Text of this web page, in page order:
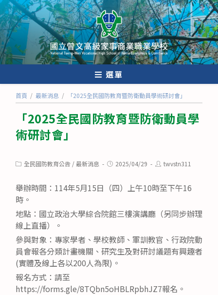
跳
轉
至
主
要
內
選單
首頁 / 最新消息 / 「2025全民國防教育暨防衛動員學術研討會」
「2025全民國防教育暨防衛動員學
術研討會」
Post全民國防教育公告 /最新消息
Post2025/04/29
Posttwvstn311
舉辦時間：114年5月15日（四）上午10時至下午16
時。
地點：國立政治大學綜合院館三樓演講廳（另同步辦理
線上直播）。
參與對象：專家學者、學校教師、軍訓教官、行政院動
員會報各分類計畫機關、研究生及對研討議題有興趣者
(實體及線上各以200人為限)。
報名方式：請至
https://forms.gle/8TQbn5oHBLRpbhJZ7報名。